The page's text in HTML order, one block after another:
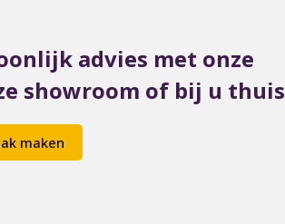
advies met onze
showroom of bij u thuis
maken